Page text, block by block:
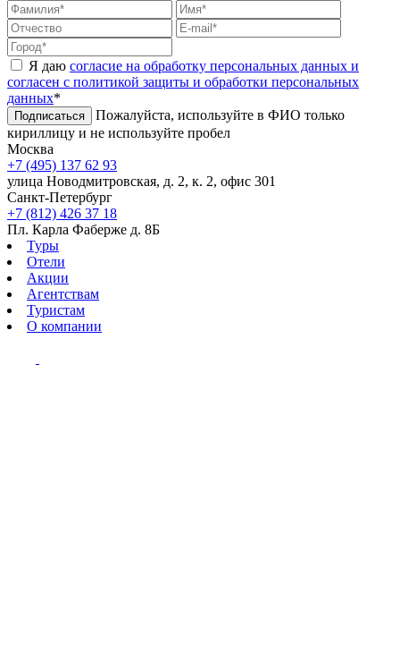
Я даю согласие на обработку персональных данных и
согласен с политикой защиты и обработки персональных
данных*
Подписаться
Пожалуйста, используйте в ФИО только
кириллицу и не используйте пробел
Москва
+7 (495) 137 62 93
улица Новодмитровская, д. 2, к. 2, офис 301
Санкт-Петербург
+7 (812) 426 37 18
Пл. Карла Фаберже д. 8Б
Туры
Отели
Акции
Агентствам
Туристам
О компании